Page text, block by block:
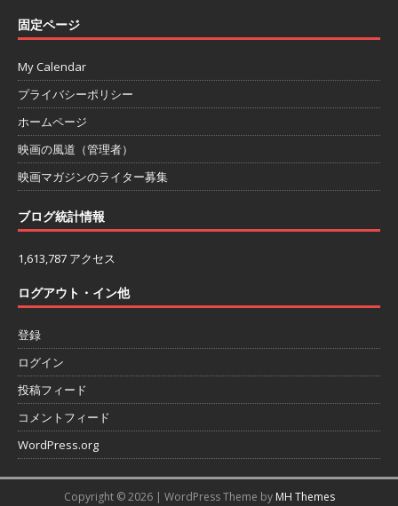
固定ページ
My Calendar
プライバシーポリシー
ホームページ
映画の風道（管理者）
映画マガジンのライター募集
ブログ統計情報
1,613,787 アクセス
ログアウト・イン他
登録
ログイン
投稿フィード
コメントフィード
WordPress.org
Copyright © 2026 | WordPress Theme by MH Themes